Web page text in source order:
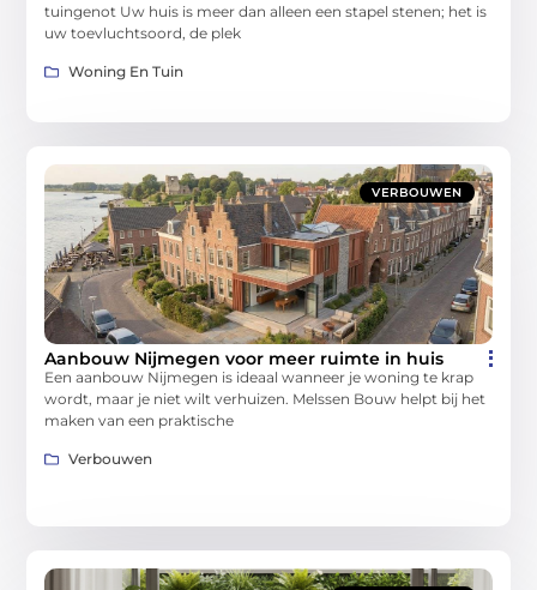
tuingenot Uw huis is meer dan alleen een stapel stenen; het is
uw toevluchtsoord, de plek
Woning En Tuin
VERBOUWEN
Aanbouw Nijmegen voor meer ruimte in huis
Een aanbouw Nijmegen is ideaal wanneer je woning te krap
wordt, maar je niet wilt verhuizen. Melssen Bouw helpt bij het
maken van een praktische
Verbouwen